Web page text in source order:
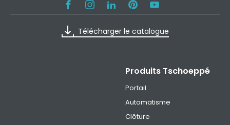
Télécharger le catalogue
Produits Tschoeppé
Portail
Automatisme
Clôture